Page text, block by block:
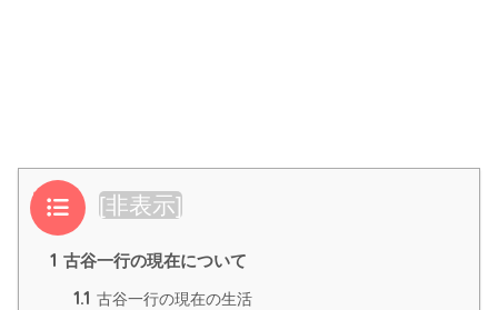
目次 [非表示]
1 古谷一行の現在について
1.1 古谷一行の現在の生活